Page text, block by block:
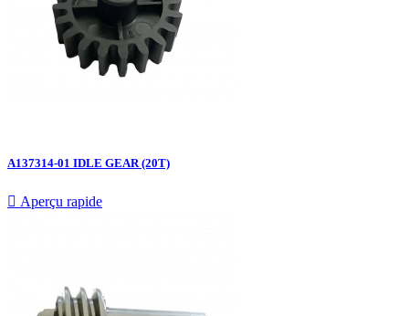
A137314-01 IDLE GEAR (20T)
 Aperçu rapide